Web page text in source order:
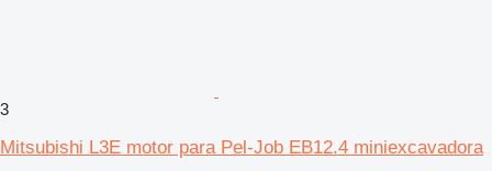
3
Mitsubishi L3E motor para Pel-Job EB12.4 miniexcavadora